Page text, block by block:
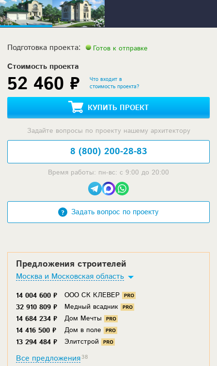
Подготовка проекта: Готов к отправке
Стоимость проекта
52 460 ₽
Что входит в
стоимость проекта?
КУПИТЬ ПРОЕКТ
Задайте вопросы по проекту нашему архитектору
8 (800) 200-28-83
Время работы: пн-вс: с 9:00 до 20:00
Задать вопрос по проекту
Предложения строителей
Москва и Московская область
14 004 600 ₽
ООО СК КЛЕВЕР
32 910 809 ₽
Медный всадник
14 684 234 ₽
Дом Мечты
14 416 500 ₽
Дом в поле
13 294 484 ₽
Элитстрой
Все предложения38